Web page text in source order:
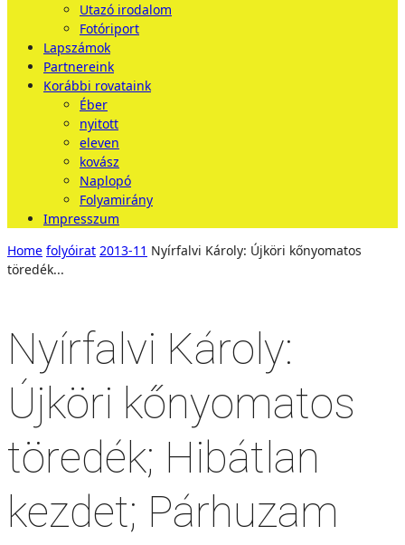
Utazó irodalom
Fotóriport
Lapszámok
Partnereink
Korábbi rovataink
Éber
nyitott
eleven
kovász
Naplopó
Folyamirány
Impresszum
Home folyóirat 2013-11 Nyírfalvi Károly: Újköri kőnyomatos
töredék...
Nyírfalvi Károly:
Újköri kőnyomatos
töredék; Hibátlan
kezdet; Párhuzam